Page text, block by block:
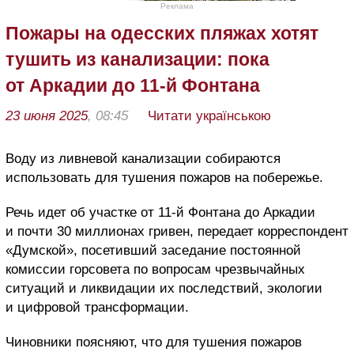
Реклама
Пожары на одесских пляжах хотят
тушить из канализации: пока
от Аркадии до 11-й Фонтана
23 июня 2025, 08:45 Читати українською
Воду из ливневой канализации собираются
использовать для тушения пожаров на побережье.
Речь идет об участке от 11-й Фонтана до Аркадии
и почти 30 миллионах гривен, передает корреспондент
«Думской», посетивший заседание постоянной
комиссии горсовета по вопросам чрезвычайных
ситуаций и ликвидации их последствий, экологии
и цифровой трансформации.
Чиновники поясняют, что для тушения пожаров